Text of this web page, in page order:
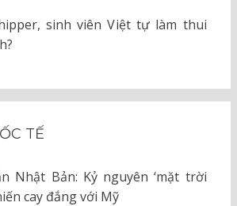
sinh viên Việt tự làm thui
TẾ
Nhật Bản: Kỷ nguyên ‘mặt trời
cay đắng với Mỹ